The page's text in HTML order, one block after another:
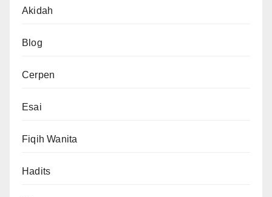
Akidah
Blog
Cerpen
Esai
Fiqih Wanita
Hadits